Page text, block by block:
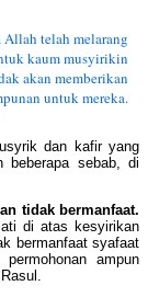
telah melarang
kaum musyirikin
akan memberikan
untuk mereka.
dan kafir yang
beberapa sebab, di
tidak bermanfaat.
di atas kesyirikan
bermanfaat syafaat
ampun